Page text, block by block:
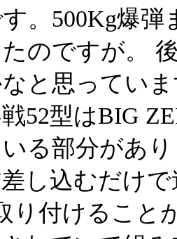
。500Kg爆
のですが。
と思ってい
52型はBIG
る部分があ
し込むだけ
り付けること